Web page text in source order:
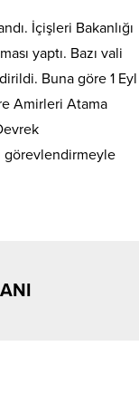
İçişleri Bakanlığı
yaptı. Bazı vali
Buna göre 1 Eyl
Amirleri Atama
görevlendirmeyle